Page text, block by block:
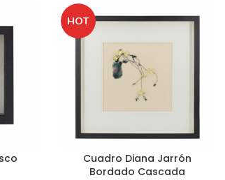
HOT
Cuadro Diana Jarrón
Bordado Cascada